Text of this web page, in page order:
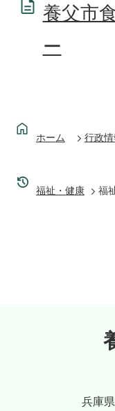
養父市
ー
ホーム 行政情
福祉・健康 福
兵庫